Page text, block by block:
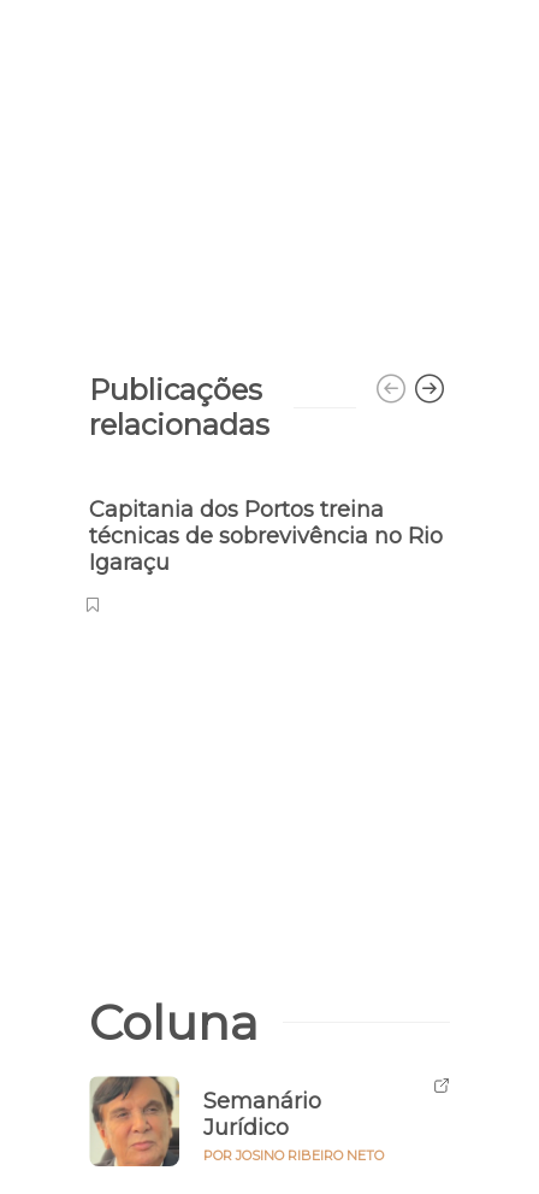
Publicações
relacionadas
Capitania dos Portos treina
técnicas de sobrevivência no Rio
Igaraçu
Coluna
Semanário
Jurídico
POR JOSINO RIBEIRO NETO